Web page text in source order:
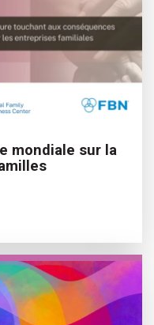
mondiale sur la